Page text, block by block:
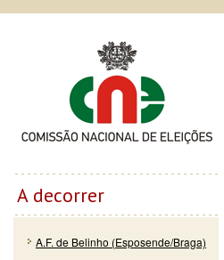
A decorrer
A.F. de Belinho (Esposende/Braga)